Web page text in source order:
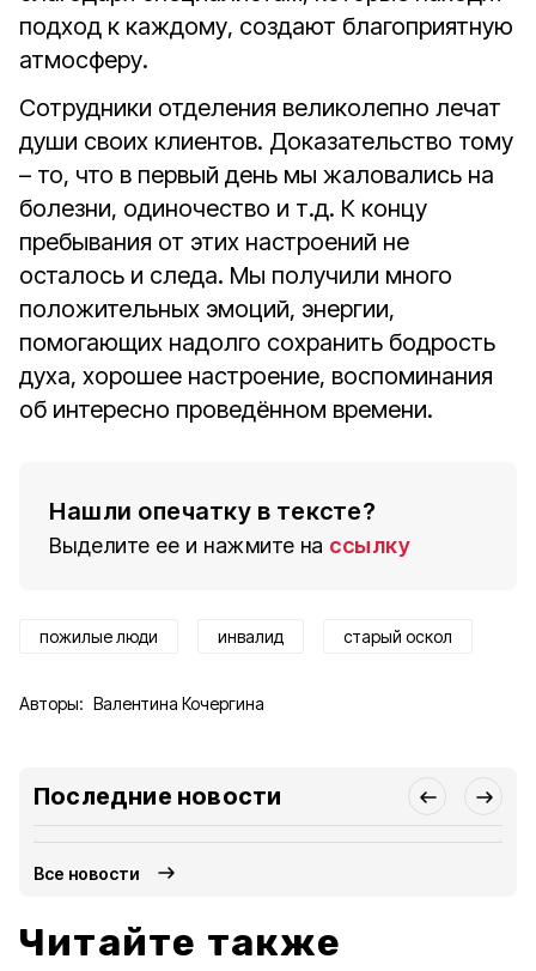
подход к каждому, создают благоприятную
атмосферу.
Сотрудники отделения великолепно лечат
души своих клиентов. Доказательство тому
– то, что в первый день мы жаловались на
болезни, одиночество и т.д. К концу
пребывания от этих настроений не
осталось и следа. Мы получили много
положительных эмоций, энергии,
помогающих надолго сохранить бодрость
духа, хорошее настроение, воспоминания
об интересно проведённом времени.
Нашли опечатку в тексте?
Выделите ее и нажмите на ссылку
пожилые люди инвалид старый оскол
Авторы: Валентина Кочергина
Последние новости
Все новости
Читайте также